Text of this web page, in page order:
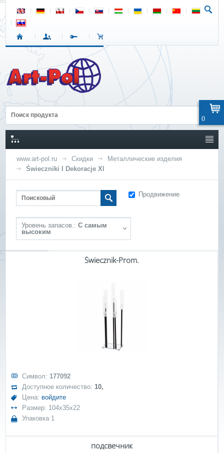
www.art-pol.ru Скидки
Металлические изделия
Świeczniki I Dekoracje Xl
Продвижение
Уровень запасов.: С самым
высоким
Świecznik-Prom.
Символ: 177092
Доступное количество:10,
Цена: войдите
Размер: 104x35x22
Упаковка 1
подсвечник
0